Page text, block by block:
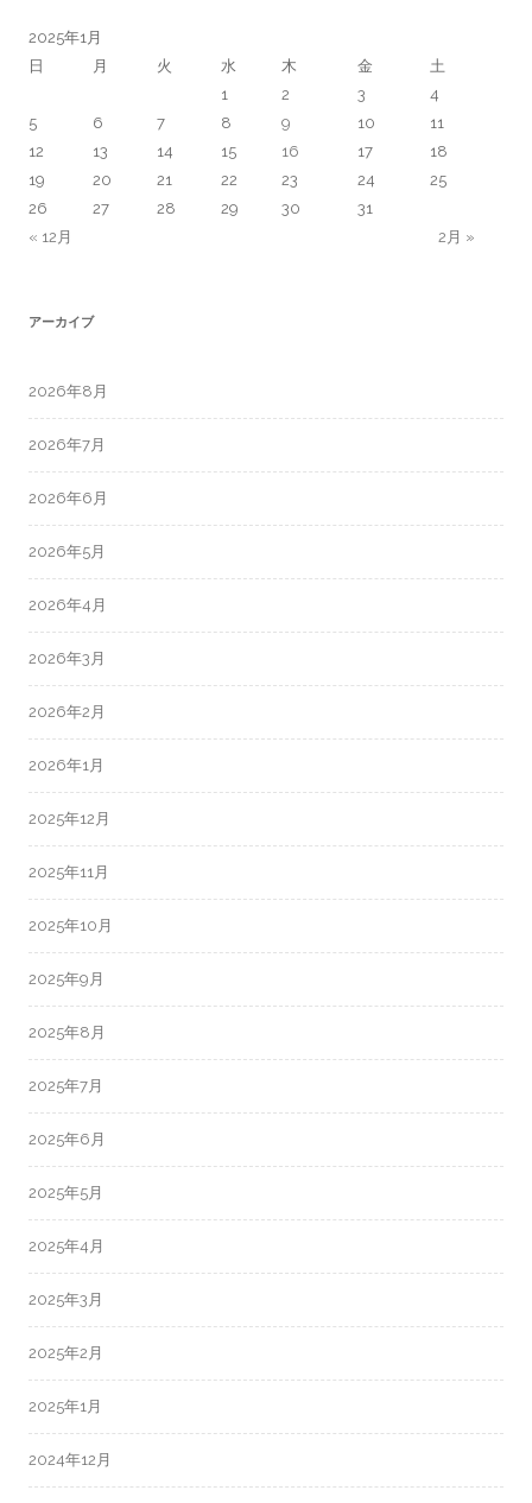
2025年1月
日
月 火 水 木 金 土
« 12月 2月 »
1 2 3
4
5
6 7 8 9 10
11
12
13 14 15 16 17
18
19
20 21 22 23 24
25
26
27 28 29 30 31
アーカイブ
2026年8月
2026年7月
2026年6月
2026年5月
2026年4月
2026年3月
2026年2月
2026年1月
2025年12月
2025年11月
2025年10月
2025年9月
2025年8月
2025年7月
2025年6月
2025年5月
2025年4月
2025年3月
2025年2月
2025年1月
2024年12月